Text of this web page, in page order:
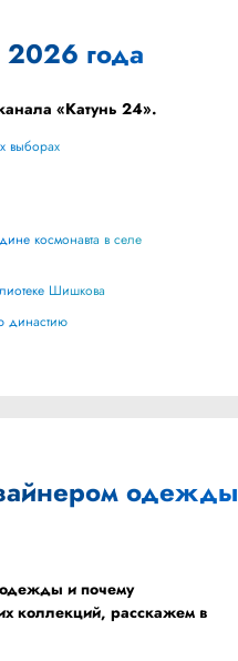
2026 года
«Катунь 24».
выборах
Шишкова
династию
одежды
и почему
коллекций, расскажем в